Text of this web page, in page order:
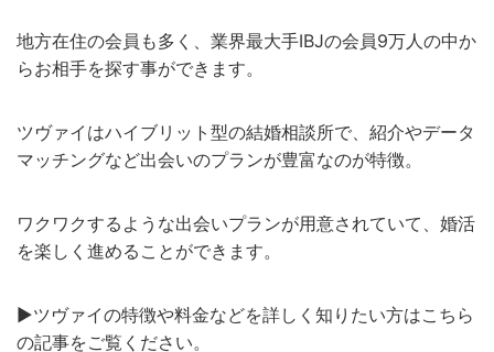
地方在住の会員も多く、業界最大手IBJの会員9万人の中か
らお相手を探す事ができます。
ツヴァイはハイブリット型の結婚相談所で、紹介やデータ
マッチングなど出会いのプランが豊富なのが特徴。
ワクワクするような出会いプランが用意されていて、婚活
を楽しく進めることができます。
▶︎ツヴァイの特徴や料金などを詳しく知りたい方はこちら
の記事をご覧ください。